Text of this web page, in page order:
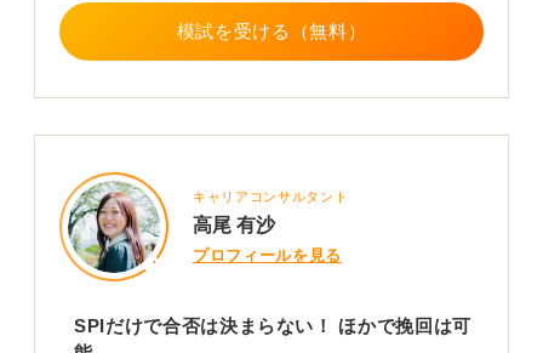
模試を受ける（無料）
キャリアコンサルタント
高尾 有沙
プロフィールを見る
SPIだけで合否は決まらない！ ほかで挽回は可